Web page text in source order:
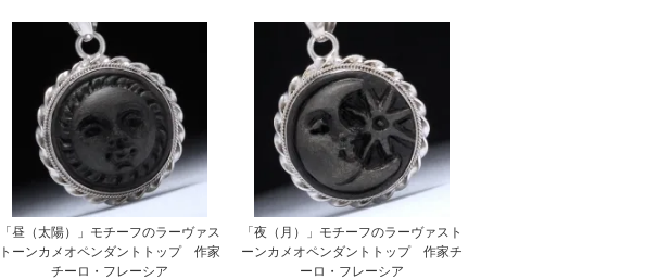
「昼（太陽）」モチーフのラーヴァス
トーンカメオペンダントトップ 作家
チーロ・フレーシア
「夜（月）」モチーフのラーヴァスト
ーンカメオペンダントトップ 作家チ
ーロ・フレーシア